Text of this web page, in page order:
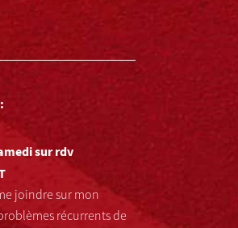
sur rdv
joindre sur mon
récurrents de